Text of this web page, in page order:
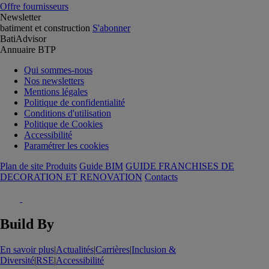
Offre fournisseurs
Newsletter
batiment et construction S'abonner
BatiAdvisor
Annuaire BTP
Qui sommes-nous
Nos newsletters
Mentions légales
Politique de confidentialité
Conditions d'utilisation
Politique de Cookies
Accessibilité
Paramétrer les cookies
Plan de site Produits Guide BIM GUIDE FRANCHISES DE
DECORATION ET RENOVATION Contacts
Build By
En savoir plus|Actualités|Carrières|Inclusion &
Diversité|RSE|Accessibilité